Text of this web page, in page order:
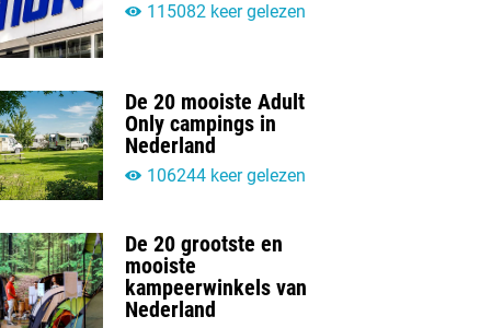
115082 keer gelezen
De 20 mooiste Adult
Only campings in
Nederland
106244 keer gelezen
De 20 grootste en
mooiste
kampeerwinkels van
Nederland